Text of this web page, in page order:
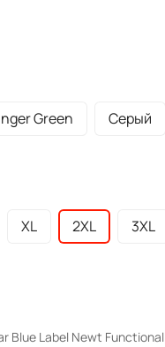
Green Серый
XL 2XL 3XL
Blue Label Newt Functional